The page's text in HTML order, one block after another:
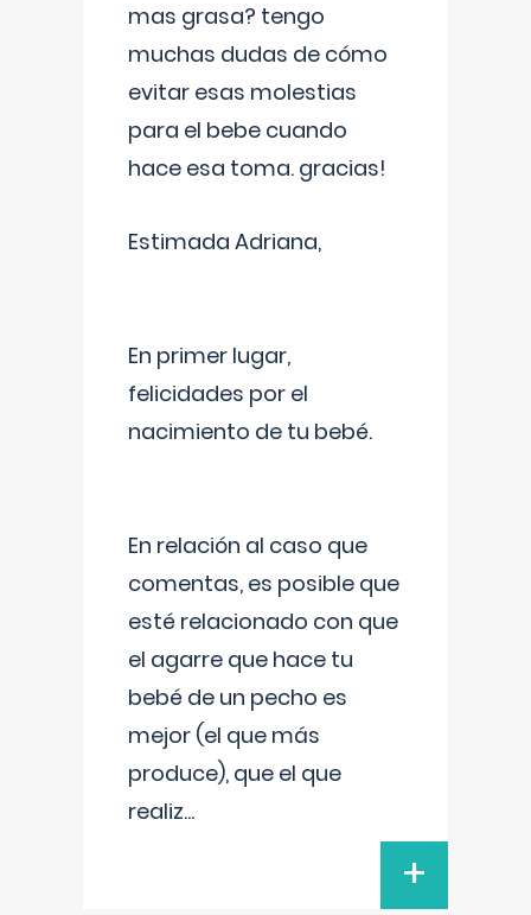
mas grasa? tengo
muchas dudas de cómo
evitar esas molestias
para el bebe cuando
hace esa toma. gracias!
Estimada Adriana,
En primer lugar,
felicidades por el
nacimiento de tu bebé.
En relación al caso que
comentas, es posible que
esté relacionado con que
el agarre que hace tu
bebé de un pecho es
mejor (el que más
produce), que el que
realiz...
+